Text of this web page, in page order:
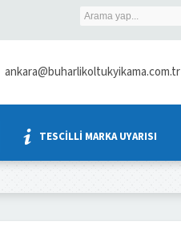
ankara@buharlikoltukyikama.com.tr
TESCİLLİ MARKA UYARISI